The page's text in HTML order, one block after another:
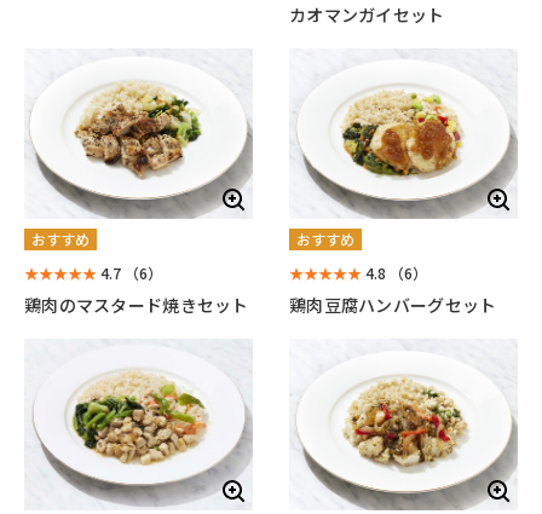
カオマンガイセット
おすすめ
★★★★★4.7 （6）
鶏肉のマスタード焼きセット
おすすめ
★★★★★4.8 （6）
鶏肉豆腐ハンバーグセット